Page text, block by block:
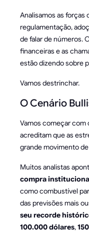
Analisamos as
regulamentação,
de falar de números.
financeiras e as
estão dizendo sobre
Vamos destrinchar.
O Cenário
Vamos começar
acreditam que as
grande movimento
Muitos analistas
compra
como combustível
das previsões mais
seu recorde
100.000 dólares,